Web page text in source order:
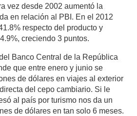
vez desde 2002 aumentó la
en relación al PBI. En el 2012
respecto del producto y
creciendo 3 puntos.
Banco Central de la República
que entre enero y junio se
de dólares en viajes al exterior
del cepo cambiario. Si le
al país por turismo nos da un
de dólares en tan solo 6 meses.